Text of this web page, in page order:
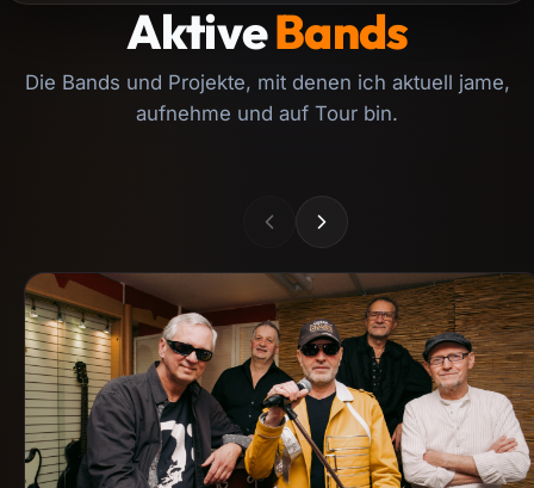
AktiveBands
Die Bands und Projekte, mit denen ich aktuell jame,
aufnehme und auf Tour bin.